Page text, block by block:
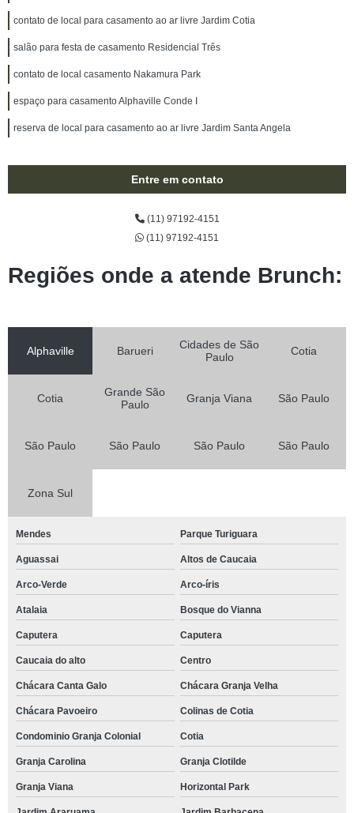
contato de local para casamento ao ar livre Jardim Cotia
salão para festa de casamento Residencial Três
contato de local casamento Nakamura Park
espaço para casamento Alphaville Conde I
reserva de local para casamento ao ar livre Jardim Santa Angela
Entre em contato
(11) 97192-4151
(11) 97192-4151
Regiões onde a atende Brunch:
Alphaville Barueri
Cidades de São
Paulo
Cotia
Cotia
Grande São
Paulo
Granja Viana São Paulo
São Paulo São Paulo São Paulo São Paulo
Zona Sul
Mendes Parque Turiguara
Aguassai Altos de Caucaia
Arco-Verde Arco-íris
Atalaia Bosque do Vianna
Caputera Caputera
Caucaia do alto Centro
Chácara Canta Galo Chácara Granja Velha
Chácara Pavoeiro Colinas de Cotia
Condominio Granja Colonial Cotia
Granja Carolina Granja Clotilde
Granja Viana Horizontal Park